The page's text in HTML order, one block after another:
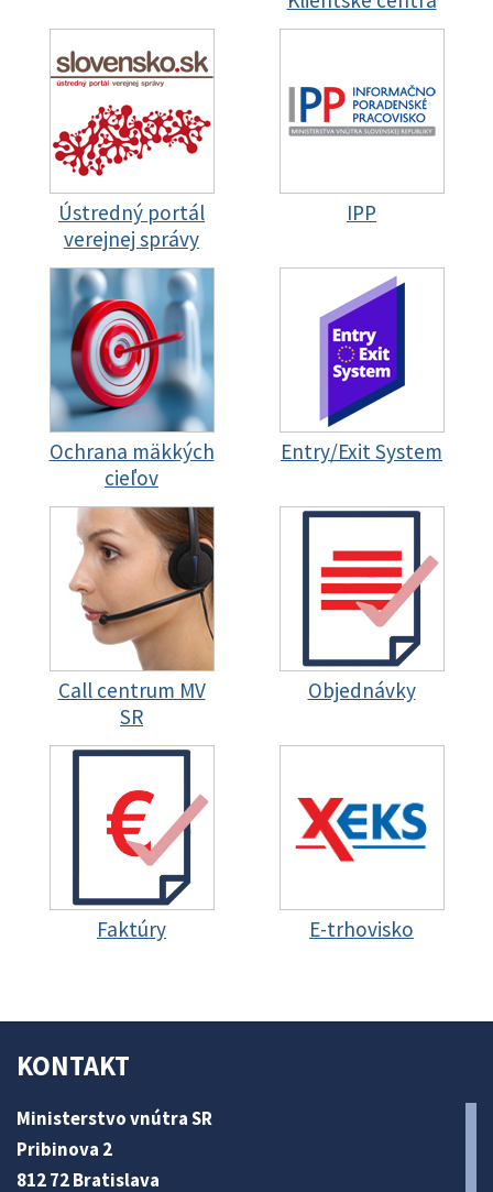
Ústredný portál
verejnej správy
IPP
Ochrana mäkkých
cieľov
Entry/Exit System
Call centrum MV
SR
Objednávky
Faktúry E-trhovisko
KONTAKT
Ministerstvo vnútra SR
Pribinova 2
812 72 Bratislava